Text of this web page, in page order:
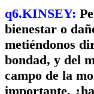
q6.KINSEY:
bienestar o
metiéndonos
bondad, y del
campo de la
importante,